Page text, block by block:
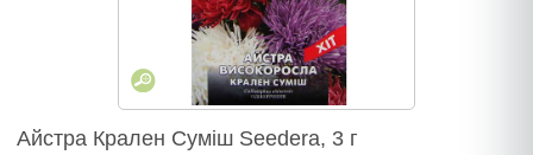
Айстра Крален Суміш Seedera, 3 г